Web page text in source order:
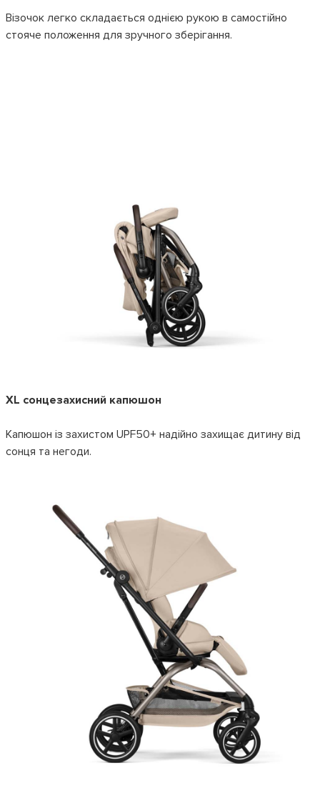
Візочок легко складається однією рукою в самостійно
стояче положення для зручного зберігання.
XL сонцезахисний капюшон
Капюшон із захистом UPF50+ надійно захищає дитину від
сонця та негоди.